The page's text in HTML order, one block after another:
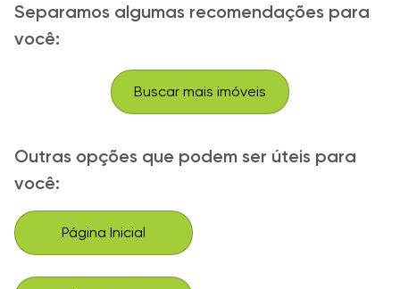
Separamos algumas recomendações para
você:
Buscar mais imóveis
Outras opções que podem ser úteis para
você:
Página Inicial